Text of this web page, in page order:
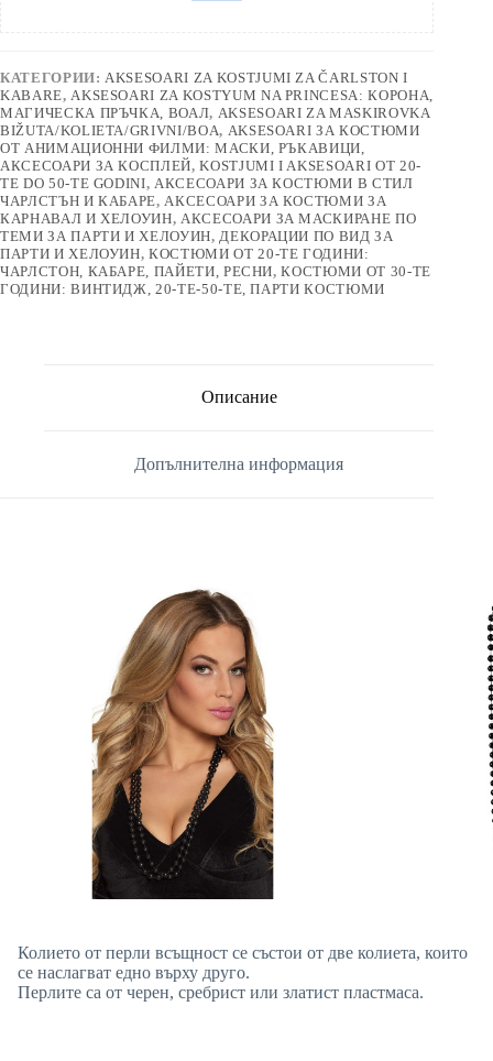
КАТЕГОРИИ: AKSESOARI ZA KOSTJUMI ZA ČARLSTON I
KABARE, AKSESOARI ZA KOSTYUM NA PRINCESA: КОРОНА,
МАГИЧЕСКА ПРЪЧКА, ВОАЛ, AKSESOARI ZA MASKIROVKA
BIŽUTA/KOLIETA/GRIVNI/BOA, AKSESOARI ЗА КОСТЮМИ
ОТ АНИМАЦИОННИ ФИЛМИ: МАСКИ, РЪКАВИЦИ,
АКСЕСОАРИ ЗА КОСПЛЕЙ,KOSTJUMI I AKSESOARI OT 20-
TE DO 50-TE GODINI, АКСЕСОАРИ ЗА КОСТЮМИ В СТИЛ
ЧАРЛСТЪН И КАБАРЕ, АКСЕСОАРИ ЗА КОСТЮМИ ЗА
КАРНАВАЛ И ХЕЛОУИН, АКСЕСОАРИ ЗА МАСКИРАНЕ ПО
ТЕМИ ЗА ПАРТИ И ХЕЛОУИН, ДЕКОРАЦИИ ПО ВИД ЗА
ПАРТИ И ХЕЛОУИН,КОСТЮМИ ОТ 20-ТЕ ГОДИНИ:
ЧАРЛСТОН, КАБАРЕ, ПАЙЕТИ, РЕСНИ,КОСТЮМИ ОТ 30-ТЕ
ГОДИНИ: ВИНТИДЖ, 20-ТЕ-50-ТЕ, ПАРТИ КОСТЮМИ
Описание
Допълнителна информация
Колието от перли всъщност се състои от две колиета, които
се наслагват едно върху друго.
Перлите са от черен, сребрист или златист пластмаса.